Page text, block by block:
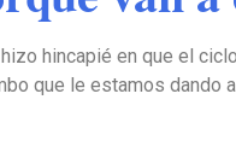
hincapié en que el
que le estamos dando